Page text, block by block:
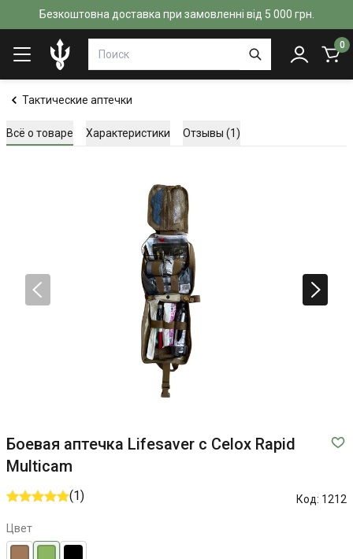
Безкоштовна доставка при замовленні від 5 000 грн.
0
Тактические аптечки
Всё о товаре Характеристики Отзывы (1)
Боевая аптечка Lifesaver c Celox Rapid
Multicam
(1) Код: 1212
Цвет